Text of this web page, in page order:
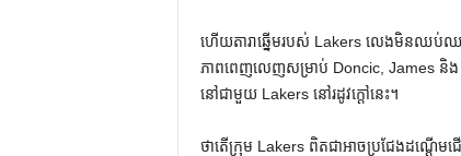
ហើយតារាឆ្នើមរបស់ Lakers លេងមិនឈប់
ភាពពេញលេញសម្រាប់ Doncic, James និង
នៅជាមួយ Lakers នៅរដូវក្តៅនេះ។
ថាតើក្រុម Lakers ពិតជាអាចប្រជែងដណ្តើម